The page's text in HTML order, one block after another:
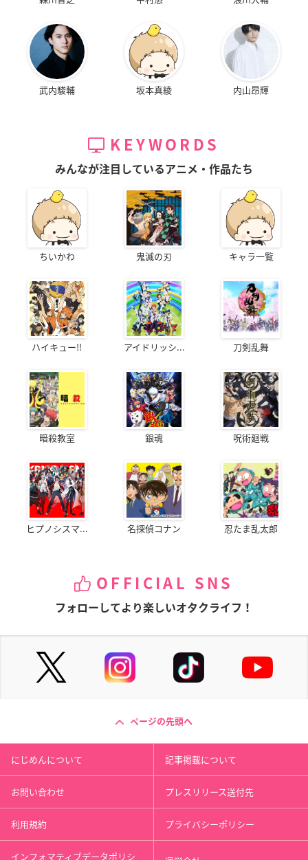
武内駿輔 坂本真綾 内山昂輝
KEYWORDS
みんなが注目しているアニメ・作品たち
ちいかわ 鬼滅の刃 キャラ一覧
ハイキュー!! アイドリッシ... 刀剣乱舞
暗殺教室 銀魂 呪術廻戦
ヒプノシスマ... 名探偵コナン 忍たま乱太郎
OFFICIAL SNS
フォローしてより楽しいオタクライフ！
ページの先頭へ
にじめんについて 記事掲載について
お問い合わせ プレスリリース送付先
利用規約 プライバシーポリシー
インフォマティブデータポリシ